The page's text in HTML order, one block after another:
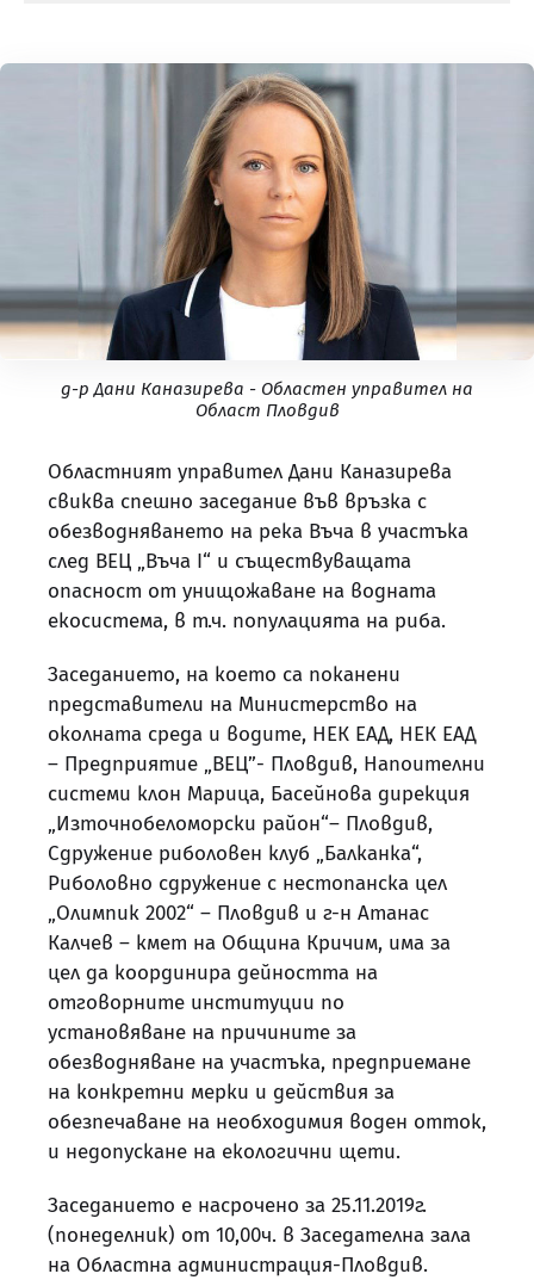
д-р Дани Каназирева - Областен управител на
Област Пловдив
Областният управител Дани Каназирева
свиква спешно заседание във връзка с
обезводняването на река Въча в участъка
след ВЕЦ „Въча I“ и съществуващата
опасност от унищожаване на водната
екосистема, в т.ч. популацията на риба.
Заседанието, на което са поканени
представители на Министерство на
околната среда и водите, НЕК ЕАД, НЕК ЕАД
– Предприятие „ВЕЦ”- Пловдив, Напоителни
системи клон Марица, Басейнова дирекция
„Източнобеломорски район“– Пловдив,
Сдружение риболовен клуб „Балканка“,
Риболовно сдружение с нестопанска цел
„Олимпик 2002“ – Пловдив и г-н Атанас
Калчев – кмет на Община Кричим, има за
цел да координира дейността на
отговорните институции по
установяване на причините за
обезводняване на участъка, предприемане
на конкретни мерки и действия за
обезпечаване на необходимия воден отток,
и недопускане на екологични щети.
Заседанието е насрочено за 25.11.2019г.
(понеделник) от 10,00ч. в Заседателна зала
на Областна администрация-Пловдив.